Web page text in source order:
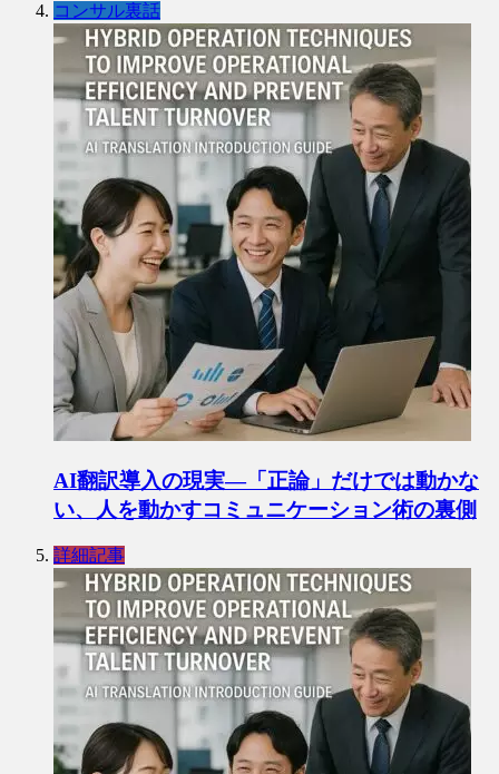
コンサル裏話
AI翻訳導入の現実―「正論」だけでは動かな
い、人を動かすコミュニケーション術の裏側
詳細記事